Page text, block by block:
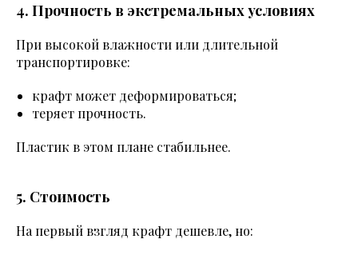
4. Прочность в экстремальных условиях
При высокой влажности или длительной
транспортировке:
крафт может деформироваться;
теряет прочность.
Пластик в этом плане стабильнее.
5. Стоимость
На первый взгляд крафт дешевле, но: